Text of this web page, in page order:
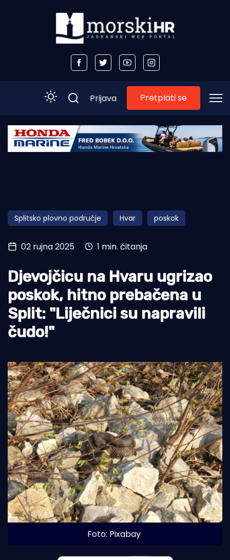
Početna
Obala
Otoci
Turizam i nautika
Pomorstvo
Ribolov
Ekologija
Tradicija i kultura
Prijava Pretplati se
Splitsko plovno područje Hvar poskok
02 rujna 2025 1 min. čitanja
Djevojčicu na Hvaru ugrizao
poskok, hitno prebačena u
Split: "Liječnici su napravili
čudo!"
Foto: Pixabay